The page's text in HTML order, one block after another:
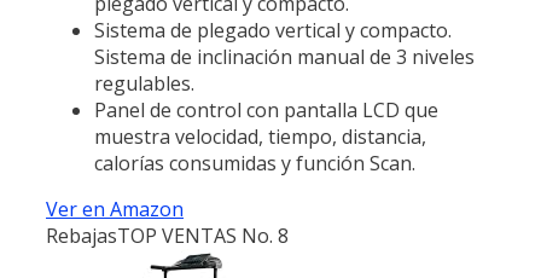
Sistema de plegado vertical y compacto.
Sistema de inclinación manual de 3 niveles
regulables.
Panel de control con pantalla LCD que
muestra velocidad, tiempo, distancia,
calorías consumidas y función Scan.
Ver en Amazon
RebajasTOP VENTAS No. 8